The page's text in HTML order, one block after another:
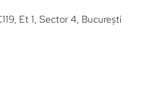
Et 1, Sector 4, București